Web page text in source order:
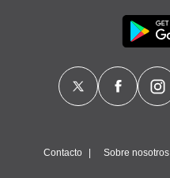
Contacto Sobre nosotros